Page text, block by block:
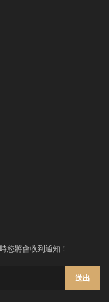
您將會收到通知！
送出